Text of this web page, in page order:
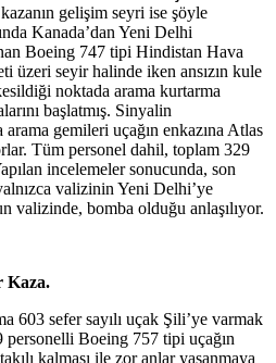
gelişim seyri ise şöyle
Kanada’dan Yeni Delhi
Boeing 747 tipi Hindistan Hava
üzeri seyir halinde iken ansızın kule
noktada arama kurtarma
başlatmış. Sinyalin
gemileri uçağın enkazına Atlas
Tüm personel dahil, toplam 329
incelemeler sonucunda, son
valizinin Yeni Delhi’ye
valizinde, bomba olduğu anlaşılıyor.
Kaza.
603 sefer sayılı uçak Şili’ye varmak
personelli Boeing 757 tipi uçağın
kalması ile zor anlar yaşanmaya